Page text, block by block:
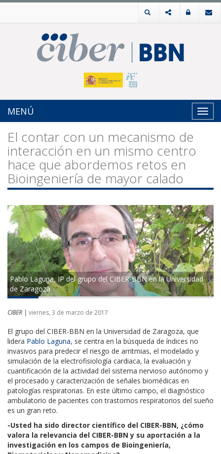
MENÚ
El contar con un mecanismo de
interacción en un mismo centro
hace que abordemos retos en
Bioingeniería de mayor calado
Pablo Laguna, IP del grupo del CIBER-BBN en la Universidad
de Zaragoza
CIBER | viernes, 3 de marzo de 2017
El grupo del CIBER-BBN en la Universidad de Zaragoza, que
lidera Pablo Laguna, se centra en la búsqueda de índices no
invasivos para predecir el riesgo de arritmias, el modelado y
simulación de la electrofisiología cardiaca, la evaluación y
cuantificación de la actividad del sistema nervioso autónomo y
el procesado y caracterización de señales biomédicas en
patologías respiratorias. En este último campo, el diagnóstico
ambulatorio de pacientes con trastornos respiratorios del sueño
es un gran reto.
-Usted ha sido director científico del CIBER-BBN, ¿cómo
valora la relevancia del CIBER-BBN y su aportación a la
investigación en los campos de Bioingeniería,